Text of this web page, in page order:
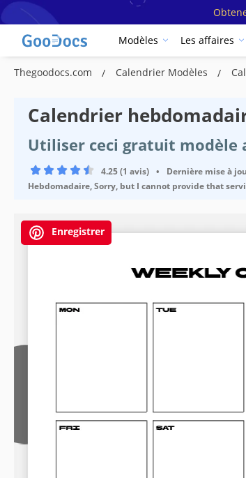
Modèles Les affaires
Thegoodocs.com Calendrier Modèles
Calendrier
Utiliser ceci gratuit modèle
4.25 (1 avis) • Dernière mise à
Hebdomadaire, Sorry, but I cannot provide that
Enregistrer